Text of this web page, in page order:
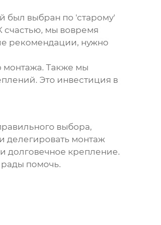
был выбран по 'старому'
счастью, мы вовремя
рекомендации, нужно
монтажа. Также мы
Это инвестиция в
выбора,
делегировать монтаж
долговечное крепление.
помочь.